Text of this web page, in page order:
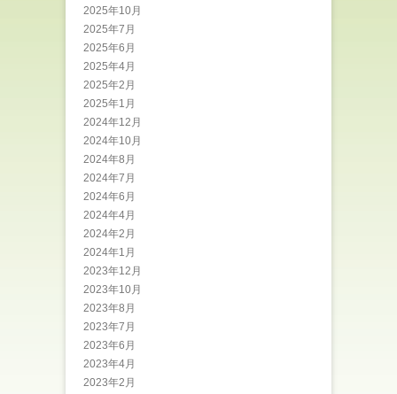
2025年10月
2025年7月
2025年6月
2025年4月
2025年2月
2025年1月
2024年12月
2024年10月
2024年8月
2024年7月
2024年6月
2024年4月
2024年2月
2024年1月
2023年12月
2023年10月
2023年8月
2023年7月
2023年6月
2023年4月
2023年2月